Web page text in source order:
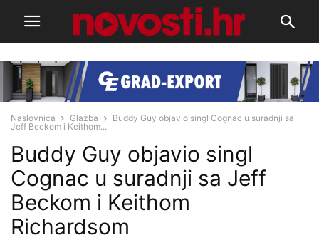
Naslovnica Glazba
Buddy Guy objavio singl Cognac u suradnji sa
Jeff Beckom i Keithom...
Buddy Guy objavio singl
Cognac u suradnji sa Jeff
Beckom i Keithom
Richardsom